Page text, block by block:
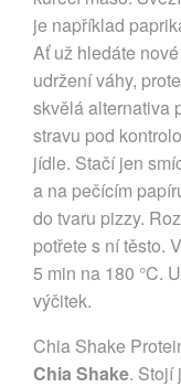
je například
Ať už hledáte
udržení váhy,
skvělá alternativa
stravu pod
jídle. Stačí jen
a na pečícím
do tvaru pizzy.
potřete s ní těsto.
5 min na 180 °C.
výčitek.
Chia Shake
Chia Shake. Stojí